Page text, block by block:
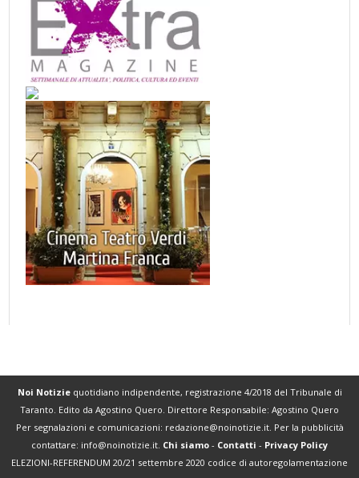
Noi Notiziequotidiano indipendente, registrazione 4/2018 del Tribunale di
Taranto. Edito da Agostino Quero. Direttore Responsabile: Agostino Quero
Per segnalazioni e comunicazioni: redazione@noinotizie.it. Per la pubblicità
contattare: info@noinotizie.it. Chi siamo - Contatti - Privacy Policy
ELEZIONI-REFERENDUM 20/21 settembre 2020 codice di autoregolamentazione